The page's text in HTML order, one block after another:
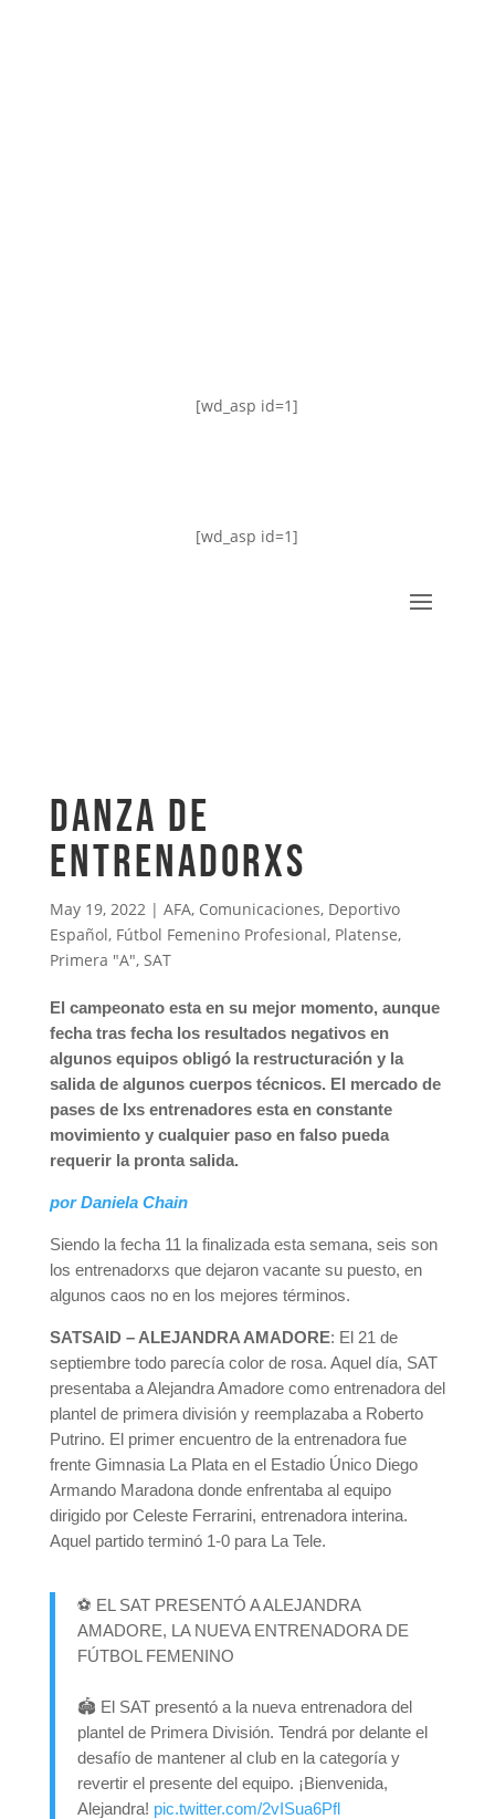
[wd_asp id=1]
[wd_asp id=1]
Danza de
entrenadorxs
May 19, 2022| AFA, Comunicaciones, Deportivo
Español, Fútbol Femenino Profesional, Platense,
Primera "A", SAT
El campeonato esta en su mejor momento, aunque
fecha tras fecha los resultados negativos en
algunos equipos obligó la restructuración y la
salida de algunos cuerpos técnicos. El mercado de
pases de lxs entrenadores esta en constante
movimiento y cualquier paso en falso pueda
requerir la pronta salida.
por Daniela Chain
Siendo la fecha 11 la finalizada esta semana, seis son
los entrenadorxs que dejaron vacante su puesto, en
algunos caos no en los mejores términos.
SATSAID – ALEJANDRA AMADORE: El 21 de
septiembre todo parecía color de rosa. Aquel día, SAT
presentaba a Alejandra Amadore como entrenadora del
plantel de primera división y reemplazaba a Roberto
Putrino. El primer encuentro de la entrenadora fue
frente Gimnasia La Plata en el Estadio Único Diego
Armando Maradona donde enfrentaba al equipo
dirigido por Celeste Ferrarini, entrenadora interina.
Aquel partido terminó 1-0 para La Tele.
⚽ EL SAT PRESENTÓ A ALEJANDRA
AMADORE, LA NUEVA ENTRENADORA DE
FÚTBOL FEMENINO
🏟️ El SAT presentó a la nueva entrenadora del
plantel de Primera División. Tendrá por delante el
desafío de mantener al club en la categoría y
revertir el presente del equipo. ¡Bienvenida,
Alejandra! pic.twitter.com/2vISua6Pfl